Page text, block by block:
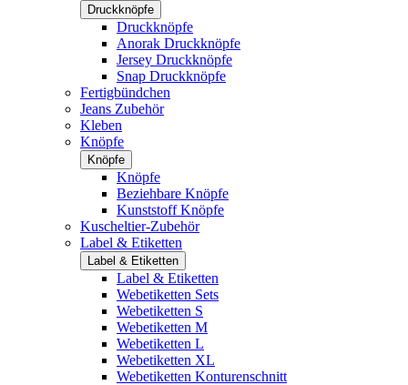
Druckknöpfe
Druckknöpfe
Anorak Druckknöpfe
Jersey Druckknöpfe
Snap Druckknöpfe
Fertigbündchen
Jeans Zubehör
Kleben
Knöpfe
Knöpfe
Knöpfe
Beziehbare Knöpfe
Kunststoff Knöpfe
Kuscheltier-Zubehör
Label & Etiketten
Label & Etiketten
Label & Etiketten
Webetiketten Sets
Webetiketten S
Webetiketten M
Webetiketten L
Webetiketten XL
Webetiketten Konturenschnitt